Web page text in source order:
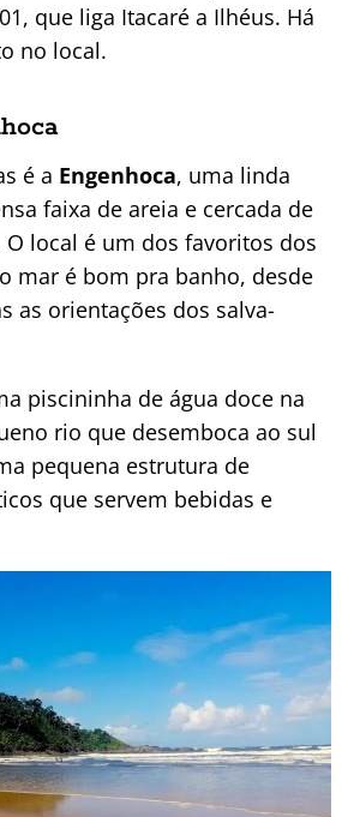
que liga Itacaré a Ilhéus. Há
no local.
é a Engenhoca, uma linda
faixa de areia e cercada de
O local é um dos favoritos dos
mar é bom pra banho, desde
as orientações dos salva-
piscininha de água doce na
rio que desemboca ao sul
pequena estrutura de
que servem bebidas e